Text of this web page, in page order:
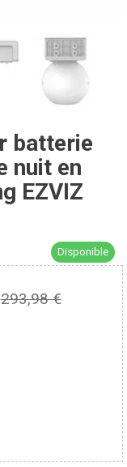
batterie
nuit en
EZVIZ
Disponible
293,98 €